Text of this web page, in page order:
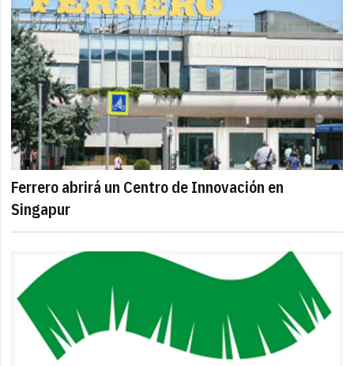
Ferrero abrirá un Centro de Innovación en
Singapur